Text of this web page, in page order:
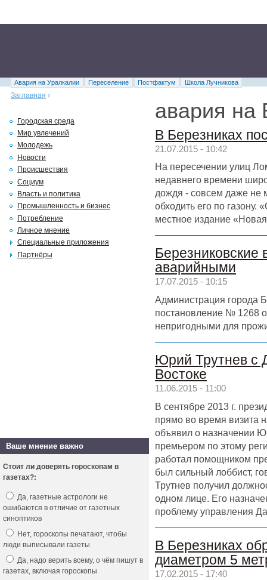
Авария на Уралкалии Переселение Постфактум
Школа Лучникова
Заглавная ›
авария
В Березниках
21.07.2015 - 10:42
На пересечении улиц
недавнего времени
дождя - совсем даже не
обходить его по газону.
местное издание
Березниковские
аварийными
17.07.2015 - 10:15
Администрация города
постановление № 1268
непригодными для
Юрий Трутнев с
Востоке
11.06.2015 - 11:00
В сентябре 2013 г.
прямо во время визита
объявил о назначении
премьером по этому
работал помощником
был сильный лоббист,
Трутнев получил
одном лице. Его
проблему управления
В Березниках
диаметром 5
17.02.2015 - 17:40
Городская среда
Мир увлечений
Молодежь
Новости
Происшествия
Социум
Власть и политика
Промышленность и бизнес
Потребление
Личное мнение
Специальные приложения
Партнёры
Ваше мнение важно
Стоит ли доверять гороскопам в
газетах?:
Да, газетные астрологи не
ошибаются в отличие от газетных
синоптиков
Нет, гороскопы печатают, чтобы
люди выписывали газеты
Да, надо верить всему, о чём пишут в
газетах, включая гороскопы